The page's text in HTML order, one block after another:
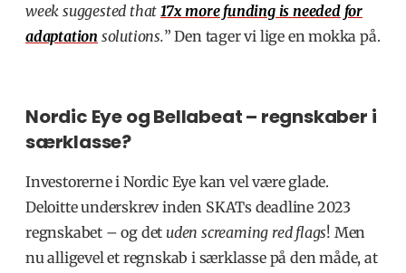
week suggested that 17x more funding is needed for
adaptation solutions.” Den tager vi lige en mokka på.
Nordic Eye og Bellabeat – regnskaber i
særklasse?
Investorerne i Nordic Eye kan vel være glade.
Deloitte underskrev inden SKATs deadline 2023
regnskabet – og det uden screaming red flags! Men
nu alligevel et regnskab i særklasse på den måde, at